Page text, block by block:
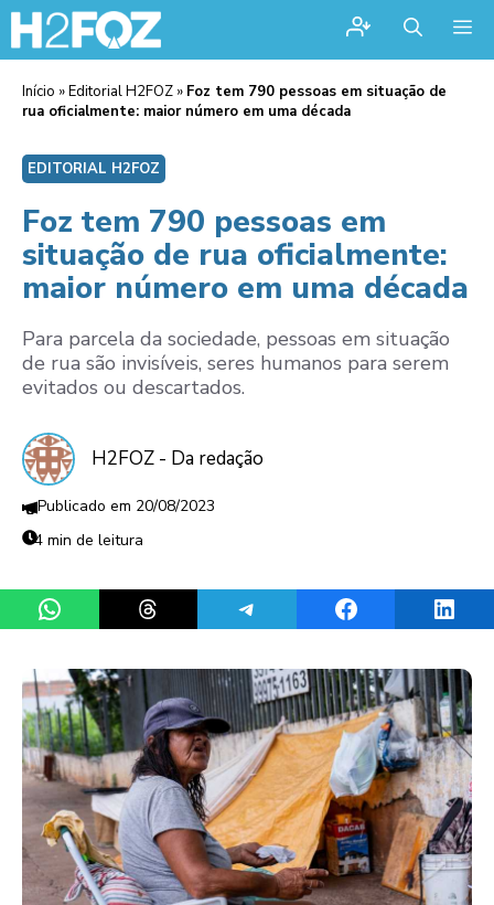
Início »Editorial H2FOZ » Foz tem 790 pessoas em situação de
rua oficialmente: maior número em uma década
EDITORIAL H2FOZ
Foz tem 790 pessoas em
situação de rua oficialmente:
maior número em uma década
Para parcela da sociedade, pessoas em situação
de rua são invisíveis, seres humanos para serem
evitados ou descartados.
H2FOZ - Da redação
20/08/2023
4 min de leitura
Share on WhatsAppShare on ThreadsShare on TelegramShare on Facebook